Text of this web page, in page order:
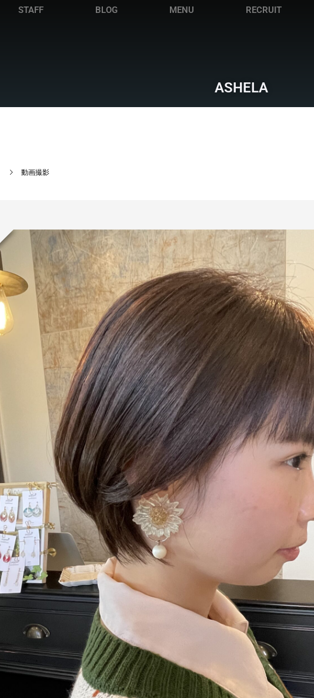
STAFF BLOG MENU RECRUIT
ASHELA
動画撮影